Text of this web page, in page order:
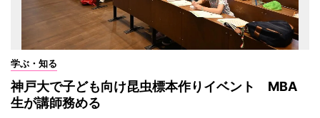
学ぶ・知る
神戸大で子ども向け昆虫標本作りイベント MBA
生が講師務める